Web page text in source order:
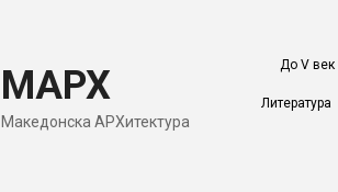
МАРХ
Македонска АРХитектура
До V век
Литература